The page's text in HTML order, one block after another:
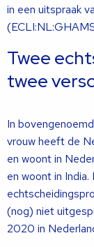
in een uitspraak
Twee
twee
In
vrouw heeft de
en woont in
en woont in
(nog) niet
2020 in